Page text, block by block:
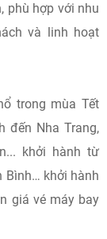
phù hợp với nhu
và linh hoạt
trong mùa Tết
đến Nha Trang,
khởi hành từ
Bình… khởi hành
giá vé máy bay